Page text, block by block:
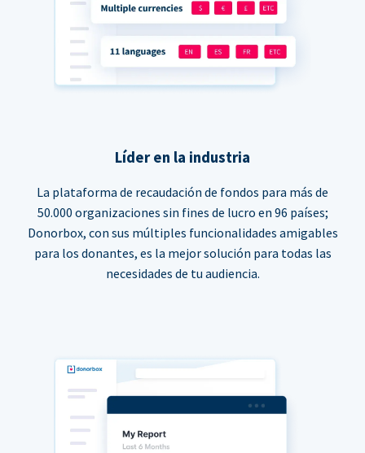
Líder en la industria
La plataforma de recaudación de fondos para más de
50.000 organizaciones sin fines de lucro en 96 países;
Donorbox, con sus múltiples funcionalidades amigables
para los donantes, es la mejor solución para todas las
necesidades de tu audiencia.